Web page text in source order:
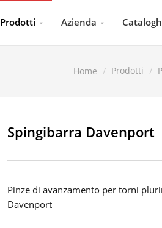
Prodotti Azienda
Home Prodotti
Spingibarra Davenport
Pinze di avanzamento per torni
Davenport